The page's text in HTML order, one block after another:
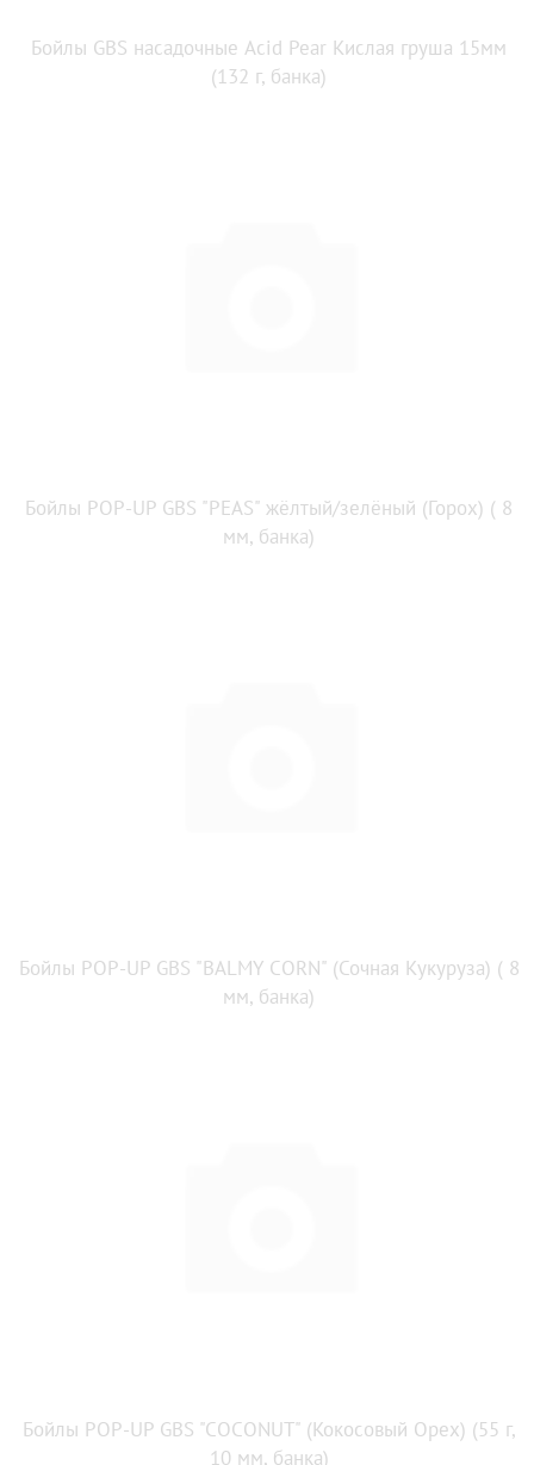
Бойлы GBS насадочные Acid Pear Кислая груша 15мм
(132 г, банка)
Бойлы POP-UP GBS "PEAS" жёлтый/зелёный (Горох) ( 8
мм, банка)
Бойлы POP-UP GBS "BALMY CORN" (Сочная Кукуруза) ( 8
мм, банка)
Бойлы POP-UP GBS "COCONUT" (Кокосовый Орех) (55 г,
10 мм, банка)